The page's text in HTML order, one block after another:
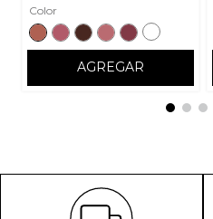
Color
AGREGAR